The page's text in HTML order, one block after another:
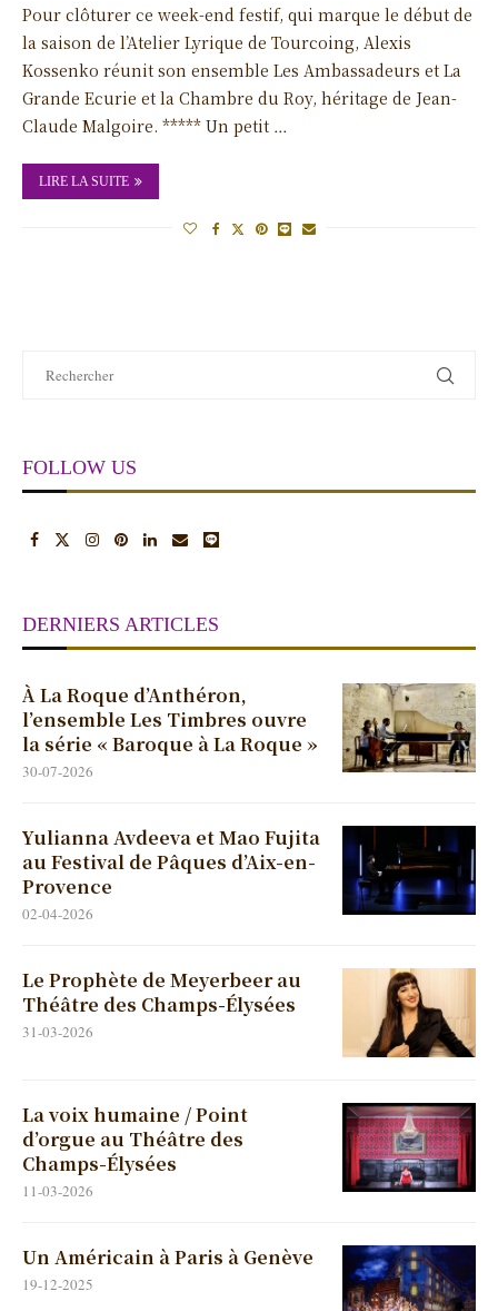
Pour clôturer ce week-end festif, qui marque le début de
la saison de l’Atelier Lyrique de Tourcoing, Alexis
Kossenko réunit son ensemble Les Ambassadeurs et La
Grande Ecurie et la Chambre du Roy, héritage de Jean-
Claude Malgoire. ***** Un petit …
LIRE LA SUITE
FOLLOW US
DERNIERS ARTICLES
À La Roque d’Anthéron,
l’ensemble Les Timbres ouvre
la série « Baroque à La Roque »
30-07-2026
Yulianna Avdeeva et Mao Fujita
au Festival de Pâques d’Aix-en-
Provence
02-04-2026
Le Prophète de Meyerbeer au
Théâtre des Champs-Élysées
31-03-2026
La voix humaine / Point
d’orgue au Théâtre des
Champs-Élysées
11-03-2026
Un Américain à Paris à Genève
19-12-2025